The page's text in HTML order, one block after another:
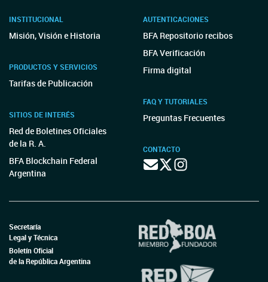
INSTITUCIONAL
Misión, Visión e Historia
PRODUCTOS Y SERVICIOS
Tarifas de Publicación
SITIOS DE INTERÉS
Red de Boletines Oficiales
de la R. A.
BFA Blockchain Federal
Argentina
AUTENTICACIONES
BFA Repositorio recibos
BFA Verificación
Firma digital
FAQ Y TUTORIALES
Preguntas Frecuentes
CONTACTO
Secretaría
Legal y Técnica
Boletín Oficial
de la República Argentina